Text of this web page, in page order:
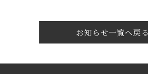
お知らせ一覧へ戻る